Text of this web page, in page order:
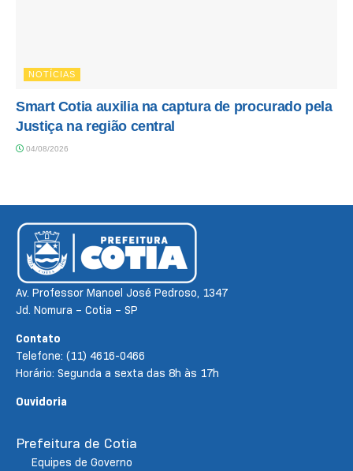
NOTÍCIAS
Smart Cotia auxilia na captura de procurado pela
Justiça na região central
04/08/2026
Av. Professor Manoel José Pedroso, 1347
Jd. Nomura – Cotia – SP
Contato
Telefone: (11) 4616-0466
Horário: Segunda a sexta das 8h às 17h
Ouvidoria
Prefeitura de Cotia
Equipes de Governo